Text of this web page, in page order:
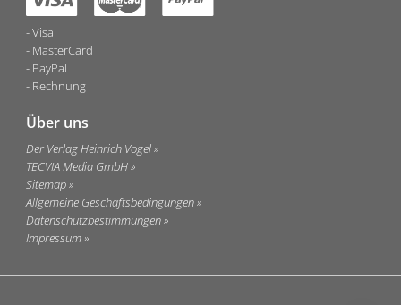
Visa
MasterCard
PayPal
Rechnung
Über uns
Der Verlag Heinrich Vogel
TECVIA Media GmbH
Sitemap
Allgemeine Geschäftsbedingungen
Datenschutzbestimmungen
Impressum